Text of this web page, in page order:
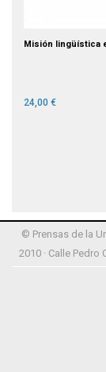
Misión lingüística
24,00 €
© Prensas de la
2010 · Calle Pedro